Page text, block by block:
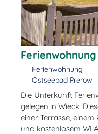
Ferienwohnung
Ostseebad Prerow
Die Unterkunft
gelegen in Wieck.
einer Terrasse,
und kostenlosem